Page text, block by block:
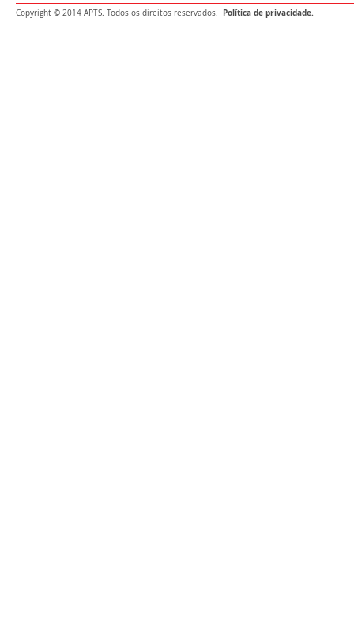
Copyright © 2014 APTS. Todos os direitos reservados. Política de privacidade.